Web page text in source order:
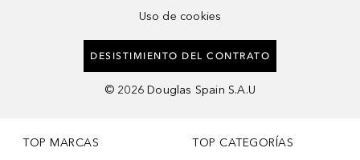
Uso de cookies
DESISTIMIENTO DEL CONTRATO
© 2026 Douglas Spain S.A.U
TOP MARCAS TOP CATEGORÍAS